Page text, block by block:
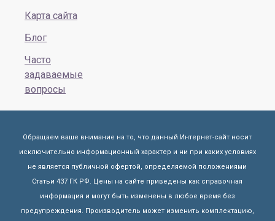
Карта сайта
Блог
Часто
задаваемые
вопросы
Обращаем ваше внимание на то, что данный Интернет-сайт носит
исключительно информационный характер и ни при каких условиях
не является публичной офертой, определяемой положениями
Статьи 437 ГК РФ. Цены на сайте приведены как справочная
информация и могут быть изменены в любое время без
предупреждения. Производитель может изменить комплектацию,